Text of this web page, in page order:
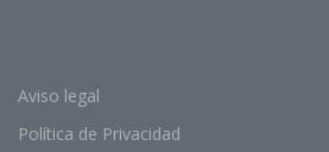
Aviso legal
Política de Privacidad